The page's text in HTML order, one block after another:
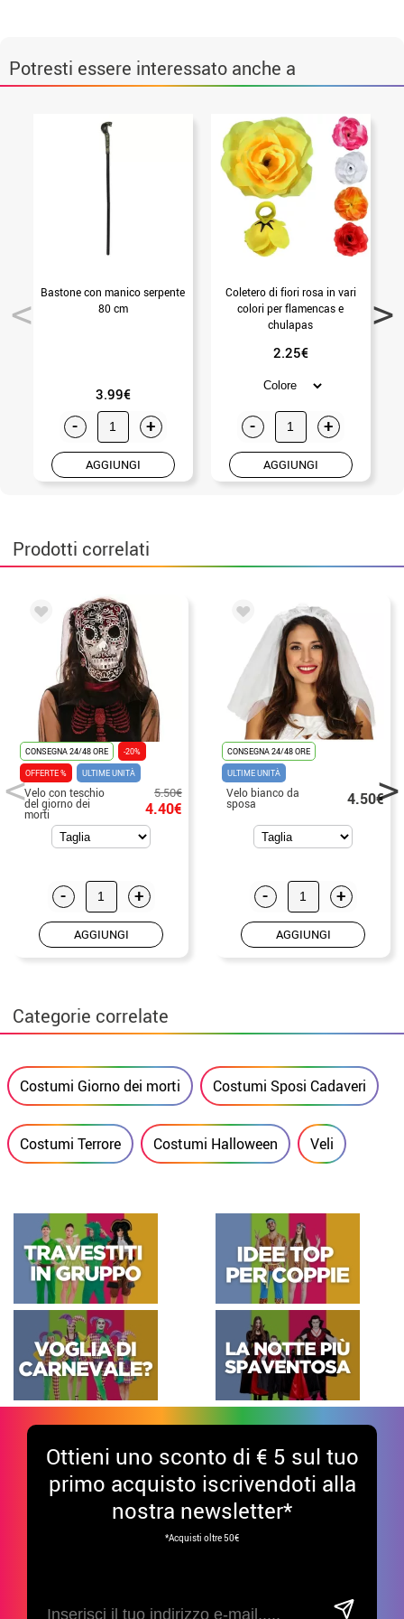
Potresti essere interessato anche a
Bastone con manico serpente
80 cm
3.99€
- +
AGGIUNGI
Coletero di fiori rosa in vari
colori per flamencas e
chulapas
2.25€
- +
AGGIUNGI
Prodotti correlati
CONSEGNA 24/48 ORE
-20%
OFFERTE %
ULTIME UNITÀ
Velo con teschio
del giorno dei
morti
5.50€
4.40€
- +
AGGIUNGI
CONSEGNA 24/48 ORE
ULTIME UNITÀ
Velo bianco da
sposa 4.50€
- +
AGGIUNGI
Categorie correlate
Costumi Giorno dei morti Costumi Sposi Cadaveri
Costumi Terrore Costumi Halloween Veli
Ottieni uno sconto di € 5 sul tuo
primo acquisto iscrivendoti alla
nostra newsletter*
*Acquisti oltre 50€